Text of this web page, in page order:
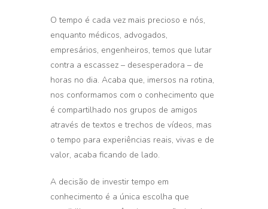
O tempo é cada vez mais precioso e nós,
enquanto médicos, advogados,
empresários, engenheiros, temos que lutar
contra a escassez – desesperadora – de
horas no dia. Acaba que, imersos na rotina,
nos conformamos com o conhecimento que
é compartilhado nos grupos de amigos
através de textos e trechos de vídeos, mas
o tempo para experiências reais, vivas e de
valor, acaba ficando de lado.
A decisão de investir tempo em
conhecimento é a única escolha que